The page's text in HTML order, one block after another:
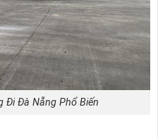
Đi Đà Nẵng Phổ Biến